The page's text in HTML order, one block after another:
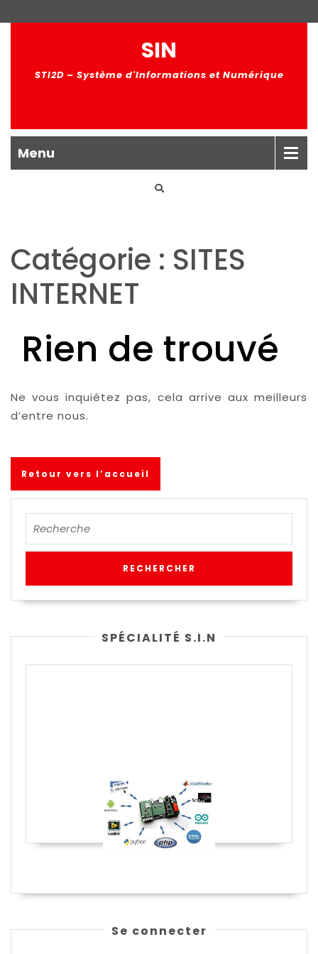
SIN
STI2D – Système d'Informations et Numérique
Menu
Catégorie : SITES
INTERNET
Rien de trouvé
Ne vous inquiétez pas, cela arrive aux meilleurs
d’entre nous.
Retour vers l’accueil
SPÉCIALITÉ S.I.N
Se connecter